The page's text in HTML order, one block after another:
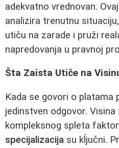
adekvatno vrednovan.
analizira trenutnu
utiču na zarade i pruži
napredovanja u pravnoj
Šta Zaista Utiče na
Kada se govori o platama
jedinstven odgovor. Visina
kompleksnog spleta
specijalizacija su kĺjučni.